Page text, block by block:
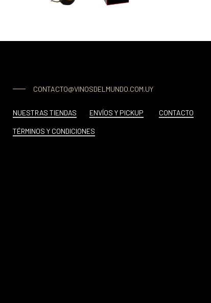
CONTACTO@VINOSDELMUNDO.COM.UY
NUESTRAS TIENDAS ENVÍOS Y PICKUP CONTACTO
TÉRMINOS Y CONDICIONES